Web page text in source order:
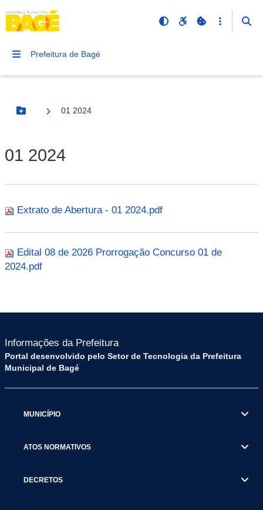
Prefeitura de Bagé
Botão Menu
01 2024
01 2024
Extrato de Abertura - 01 2024.pdf
Edital 08 de 2026 Prorrogação Concurso 01 de
2024.pdf
Informações da Prefeitura
Portal desenvolvido pelo Setor de Tecnologia da Prefeitura
Municipal de Bagé
MUNICÍPIO
ATOS NORMATIVOS
DECRETOS